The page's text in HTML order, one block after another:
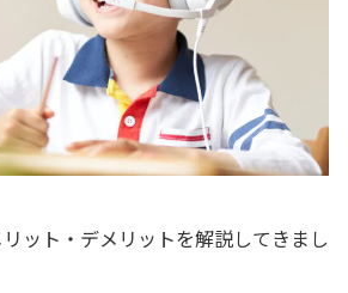
ット・デメリットを解説してきまし